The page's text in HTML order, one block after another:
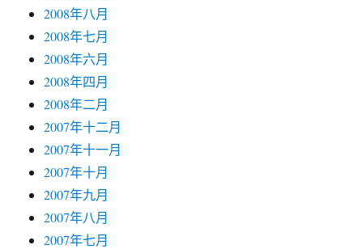
2008年八月
2008年七月
2008年六月
2008年四月
2008年二月
2007年十二月
2007年十一月
2007年十月
2007年九月
2007年八月
2007年七月